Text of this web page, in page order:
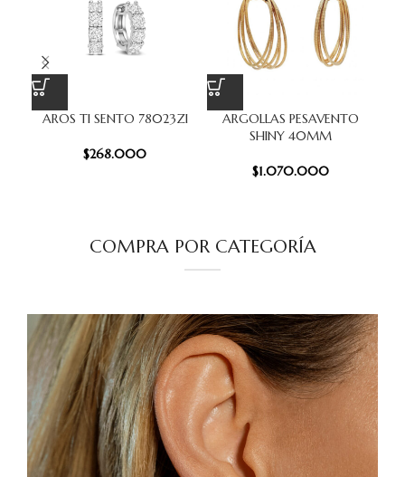
AROS TI SENTO 78023ZI
$268.000
ARGOLLAS PESAVENTO
SHINY 40MM
$1.070.000
COMPRA POR CATEGORÍA